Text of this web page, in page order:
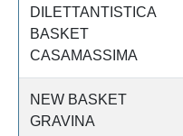
DILETTANTISTICA
BASKET
CASAMASSIMA
NEW BASKET
GRAVINA